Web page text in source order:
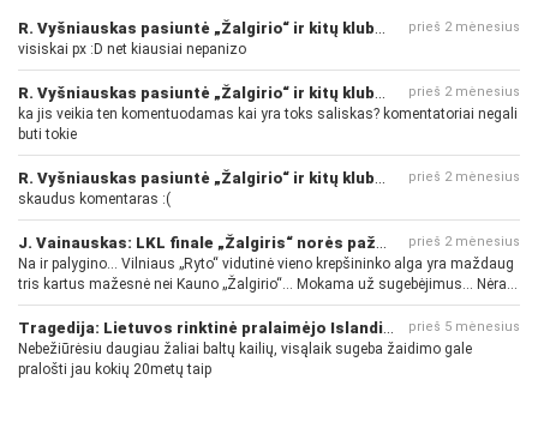
prieš 2 mėnesius
visiskai px :D net kiausiai nepanizo
prieš 2 mėnesius
ka jis veikia ten komentuodamas kai yra toks saliskas? komentatoriai negali
buti tokie
prieš 2 mėnesius
skaudus komentaras :(
prieš 2 mėnesius
Na ir palygino... Vilniaus „Ryto“ vidutinė vieno krepšininko alga yra maždaug
tris kartus mažesnė nei Kauno „Žalgirio“... Mokama už sugebėjimus... Nėra
pinigų - nėra gerų žaidėjų...
prieš 5 mėnesius
Nebežiūrėsiu daugiau žaliai baltų kailių, visąlaik sugeba žaidimo gale
pralošti jau kokių 20metų taip